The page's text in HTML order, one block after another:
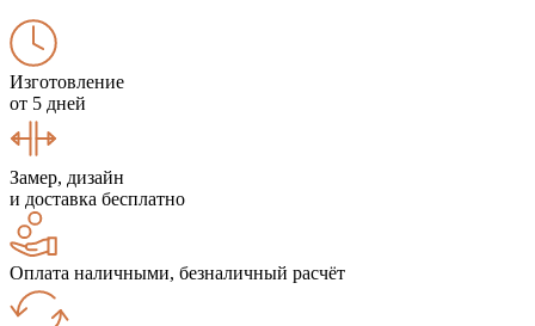
Изготовление
от 5 дней
Замер, дизайн
и доставка бесплатно
Оплата наличными, безналичный расчёт